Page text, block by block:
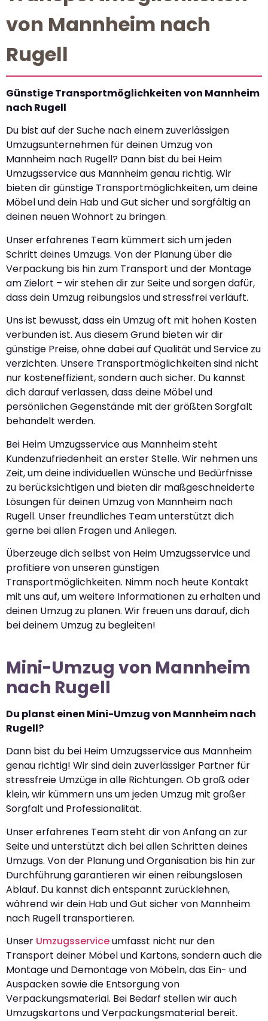
von Mannheim nach
Rugell
Günstige Transportmöglichkeiten von Mannheim
nach Rugell
Du bist auf der Suche nach einem zuverlässigen
Umzugsunternehmen für deinen Umzug von
Mannheim nach Rugell? Dann bist du bei Heim
Umzugsservice aus Mannheim genau richtig. Wir
bieten dir günstige Transportmöglichkeiten, um deine
Möbel und dein Hab und Gut sicher und sorgfältig an
deinen neuen Wohnort zu bringen.
Unser erfahrenes Team kümmert sich um jeden
Schritt deines Umzugs. Von der Planung über die
Verpackung bis hin zum Transport und der Montage
am Zielort – wir stehen dir zur Seite und sorgen dafür,
dass dein Umzug reibungslos und stressfrei verläuft.
Uns ist bewusst, dass ein Umzug oft mit hohen Kosten
verbunden ist. Aus diesem Grund bieten wir dir
günstige Preise, ohne dabei auf Qualität und Service zu
verzichten. Unsere Transportmöglichkeiten sind nicht
nur kosteneffizient, sondern auch sicher. Du kannst
dich darauf verlassen, dass deine Möbel und
persönlichen Gegenstände mit der größten Sorgfalt
behandelt werden.
Bei Heim Umzugsservice aus Mannheim steht
Kundenzufriedenheit an erster Stelle. Wir nehmen uns
Zeit, um deine individuellen Wünsche und Bedürfnisse
zu berücksichtigen und bieten dir maßgeschneiderte
Lösungen für deinen Umzug von Mannheim nach
Rugell. Unser freundliches Team unterstützt dich
gerne bei allen Fragen und Anliegen.
Überzeuge dich selbst von Heim Umzugsservice und
profitiere von unseren günstigen
Transportmöglichkeiten. Nimm noch heute Kontakt
mit uns auf, um weitere Informationen zu erhalten und
deinen Umzug zu planen. Wir freuen uns darauf, dich
bei deinem Umzug zu begleiten!
Mini-Umzug von Mannheim
nach Rugell
Du planst einen Mini-Umzug von Mannheim nach
Rugell?
Dann bist du bei Heim Umzugsservice aus Mannheim
genau richtig! Wir sind dein zuverlässiger Partner für
stressfreie Umzüge in alle Richtungen. Ob groß oder
klein, wir kümmern uns um jeden Umzug mit großer
Sorgfalt und Professionalität.
Unser erfahrenes Team steht dir von Anfang an zur
Seite und unterstützt dich bei allen Schritten deines
Umzugs. Von der Planung und Organisation bis hin zur
Durchführung garantieren wir einen reibungslosen
Ablauf. Du kannst dich entspannt zurücklehnen,
während wir dein Hab und Gut sicher von Mannheim
nach Rugell transportieren.
Unser Umzugsserviceumfasst nicht nur den
Transport deiner Möbel und Kartons, sondern auch die
Montage und Demontage von Möbeln, das Ein- und
Auspacken sowie die Entsorgung von
Verpackungsmaterial. Bei Bedarf stellen wir auch
Umzugskartons und Verpackungsmaterial bereit.